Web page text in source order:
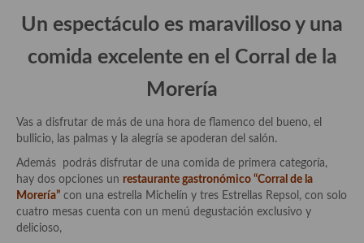
Entrantes y primeros platos
Ensaladas
Gazpachos, salmorejos, sopas y cremas frías
Pasta
Arroces Y fideuás
Un espectáculo es maravilloso y una
comida excelente en el Corral de la
Morería
Vas a disfrutar de más de una hora de flamenco del bueno, el
bullicio, las palmas y la alegría se apoderan del salón.
Además podrás disfrutar de una comida de primera categoría,
hay dos opciones un restaurante gastronómico “Corral de la
Morería” con una estrella Michelín y tres Estrellas Repsol, con solo
cuatro mesas cuenta con un menú degustación exclusivo y
delicioso,